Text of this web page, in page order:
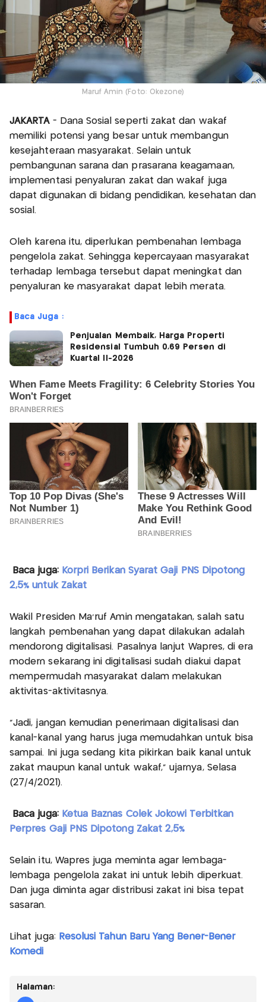
Maruf Amin (Foto: Okezone)
JAKARTA- Dana Sosial seperti zakat dan wakaf
memiliki potensi yang besar untuk membangun
kesejahteraan masyarakat. Selain untuk
pembangunan sarana dan prasarana keagamaan,
implementasi penyaluran zakat dan wakaf juga
dapat digunakan di bidang pendidikan, kesehatan dan
sosial.
Oleh karena itu, diperlukan pembenahan lembaga
pengelola zakat. Sehingga kepercayaan masyarakat
terhadap lembaga tersebut dapat meningkat dan
penyaluran ke masyarakat dapat lebih merata.
Baca Juga :
Penjualan Membaik, Harga Properti
Residensial Tumbuh 0,69 Persen di
Kuartal II-2026
Baca juga: Korpri Berikan Syarat Gaji PNS Dipotong
2,5% untuk Zakat
Wakil Presiden Ma'ruf Amin mengatakan, salah satu
langkah pembenahan yang dapat dilakukan adalah
mendorong digitalisasi. Pasalnya lanjut Wapres, di era
modern sekarang ini digitalisasi sudah diakui dapat
mempermudah masyarakat dalam melakukan
aktivitas-aktivitasnya.
"Jadi, jangan kemudian penerimaan digitalisasi dan
kanal-kanal yang harus juga memudahkan untuk bisa
sampai. Ini juga sedang kita pikirkan baik kanal untuk
zakat maupun kanal untuk wakaf," ujarnya, Selasa
(27/4/2021).
Baca juga: Ketua Baznas Colek Jokowi Terbitkan
Perpres Gaji PNS Dipotong Zakat 2,5%
Selain itu, Wapres juga meminta agar lembaga-
lembaga pengelola zakat ini untuk lebih diperkuat.
Dan juga diminta agar distribusi zakat ini bisa tepat
sasaran.
Lihat juga: Resolusi Tahun Baru Yang Bener-Bener
Komedi
Halaman: